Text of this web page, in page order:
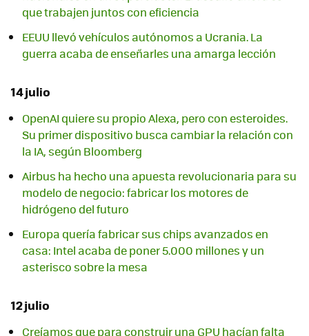
que trabajen juntos con eficiencia
EEUU llevó vehículos autónomos a Ucrania. La
guerra acaba de enseñarles una amarga lección
14 julio
OpenAI quiere su propio Alexa, pero con esteroides.
Su primer dispositivo busca cambiar la relación con
la IA, según Bloomberg
Airbus ha hecho una apuesta revolucionaria para su
modelo de negocio: fabricar los motores de
hidrógeno del futuro
Europa quería fabricar sus chips avanzados en
casa: Intel acaba de poner 5.000 millones y un
asterisco sobre la mesa
12 julio
Creíamos que para construir una GPU hacían falta